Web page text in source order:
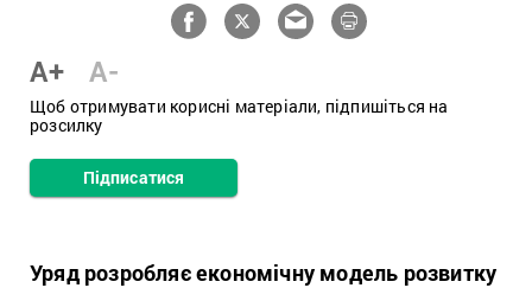
A+ A-
Щоб отримувати корисні матеріали, підпишіться на
розсилку
Підписатися
Уряд розробляє економічну модель розвитку